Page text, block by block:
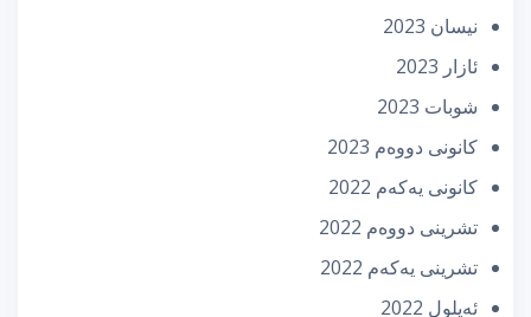
نیسان 2023
ئازار 2023
شوبات 2023
كانونی دووه‌م 2023
كانونی یه‌كه‌م 2022
تشرینی دووه‌م 2022
تشرینی یه‌كه‌م 2022
ئه‌یلول 2022